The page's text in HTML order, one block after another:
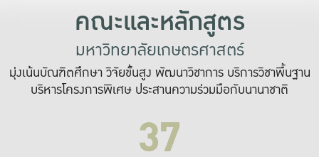
คณะและหลักสูตร
มหาวิทยาลัยเกษตรศาสตร์
มุ่งเน้นบัณฑิตศึกษา วิจัยขั้นสูง พัฒนาวิชาการ บริการวิชาพื้นฐาน
บริหารโครงการพิเศษ ประสานความร่วมมือกับนานาชาติ
37